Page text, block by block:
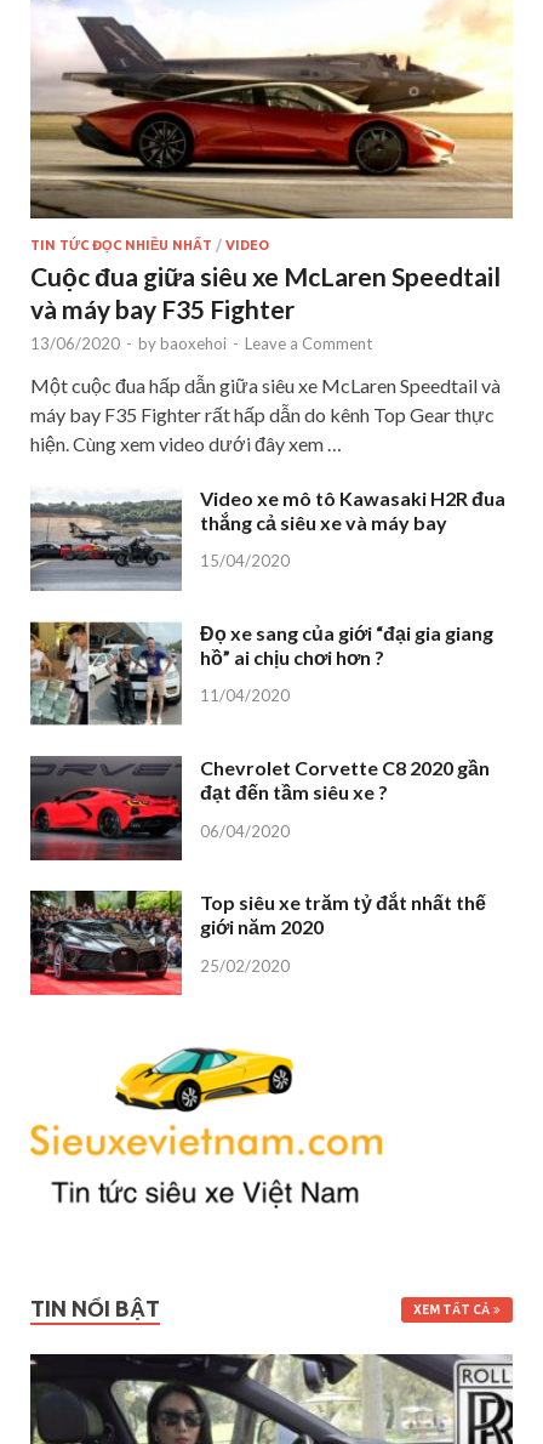
TIN TỨC ĐỌC NHIỀU NHẤT / VIDEO
Cuộc đua giữa siêu xe McLaren Speedtail
và máy bay F35 Fighter
13/06/2020 - by baoxehoi - Leave a Comment
Một cuộc đua hấp dẫn giữa siêu xe McLaren Speedtail và
máy bay F35 Fighter rất hấp dẫn do kênh Top Gear thực
hiện. Cùng xem video dưới đây xem …
Video xe mô tô Kawasaki H2R đua
thắng cả siêu xe và máy bay
15/04/2020
Đọ xe sang của giới “đại gia giang
hồ” ai chịu chơi hơn ?
11/04/2020
Chevrolet Corvette C8 2020 gần
đạt đến tầm siêu xe ?
06/04/2020
Top siêu xe trăm tỷ đắt nhất thế
giới năm 2020
25/02/2020
TIN NỔI BẬT XEM TẤT CẢ